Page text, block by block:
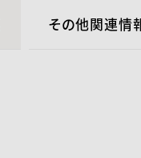
その他関連情